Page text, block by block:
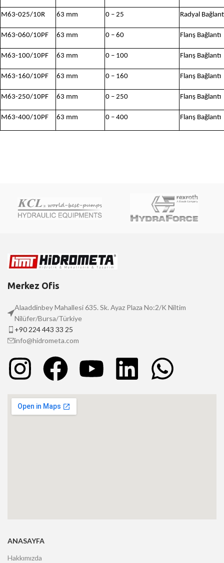
M63-025/10R 63 mm 0 – 25 Radyal
M63-060/10PF 63 mm 0 – 60 Flanş Bağlantı
M63-100/10PF 63 mm 0 – 100 Flanş Bağlantı
M63-160/10PF 63 mm 0 – 160 Flanş Bağlantı
M63-250/10PF 63 mm 0 – 250 Flanş Bağlantı
M63-400/10PF 63 mm 0 – 400 Flanş Bağlantı
Merkez Ofis
Alaaddinbey Mahallesi 635. Sk. Ayaz Plaza No:2/K Niltim
Nilüfer/Bursa/Türkiye
+90 224 443 33 25
info@hidrometa.com
ANASAYFA
Hakkımızda